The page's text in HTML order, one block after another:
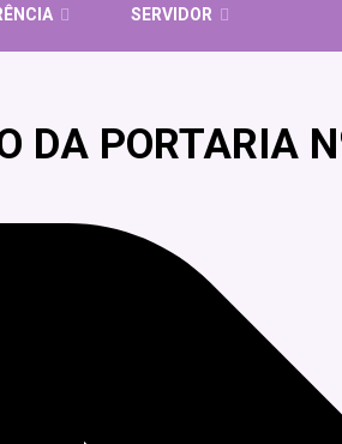
SERVIDOR
DA PORTARIA